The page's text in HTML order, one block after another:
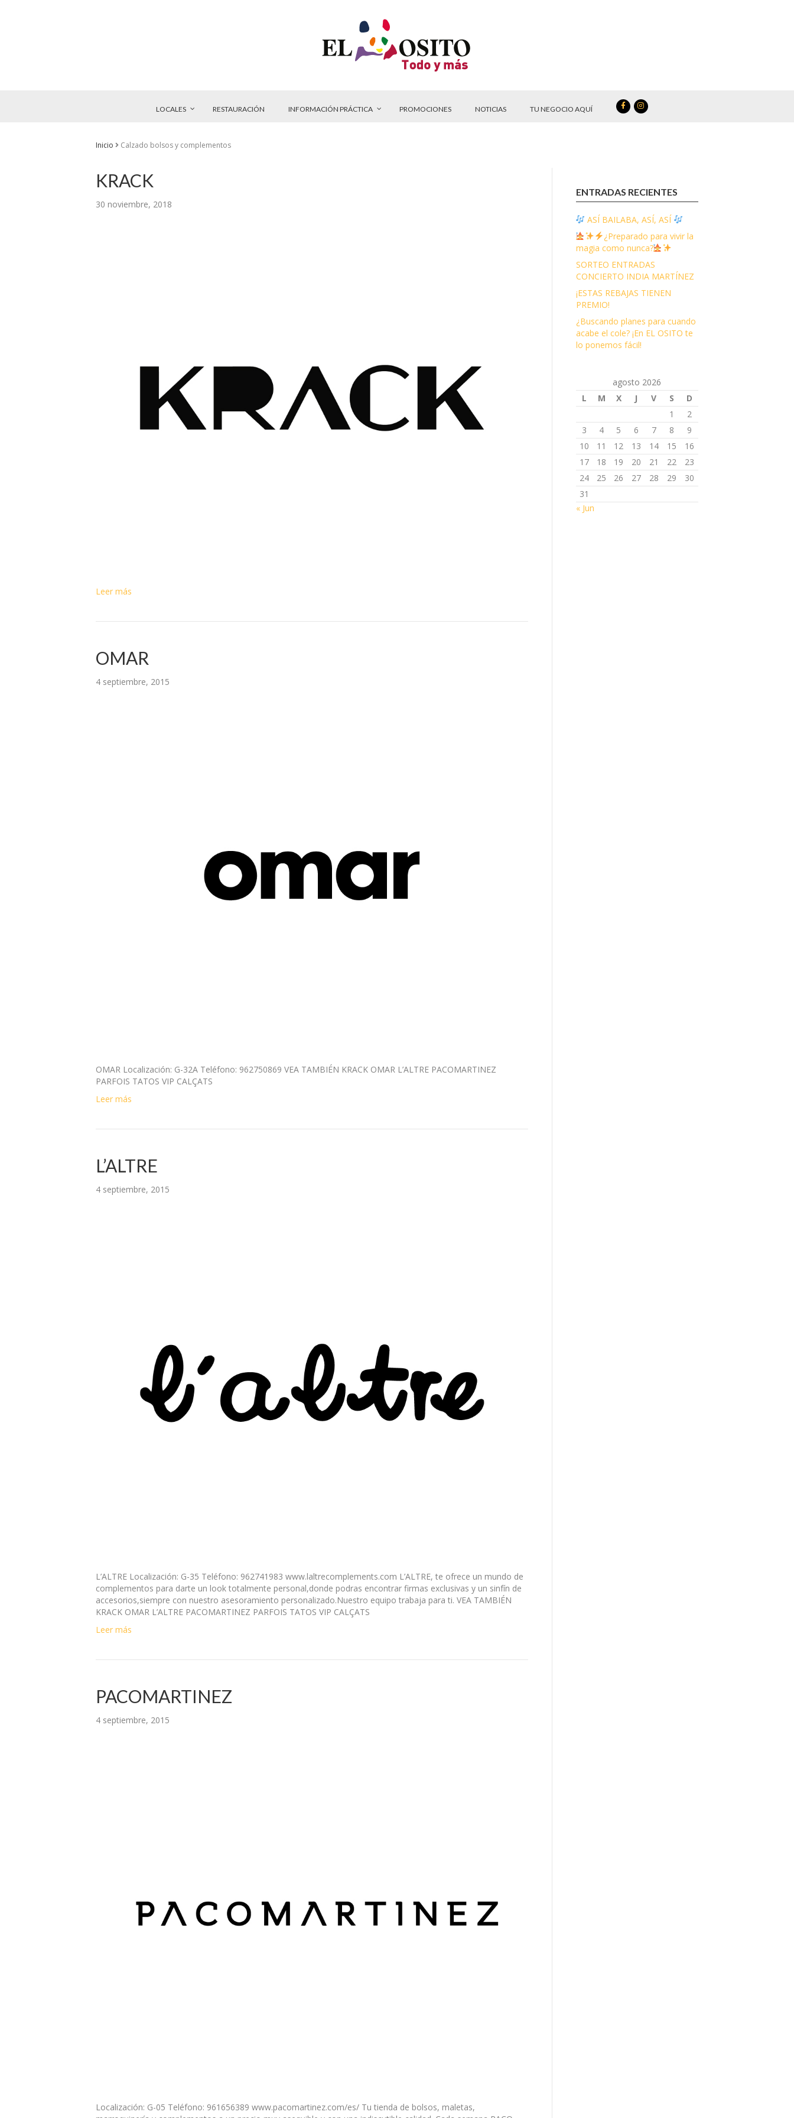
LOCALES RESTAURACIÓN INFORMACIÓN PRÁCTICA PROMOCIONES NOTICIAS TU NEGOCIO AQUÍ
Inicio Calzado bolsos y complementos
KRACK
30 noviembre, 2018
Leer más
OMAR
4 septiembre, 2015
OMAR Localización: G-32A Teléfono: 962750869 VEA TAMBIÉN KRACK OMAR L’ALTRE PACOMARTINEZ
PARFOIS TATOS VIP CALÇATS
Leer más
L’ALTRE
4 septiembre, 2015
L’ALTRE Localización: G-35 Teléfono: 962741983 www.laltrecomplements.com L’ALTRE, te ofrece un mundo de
complementos para darte un look totalmente personal,donde podras encontrar firmas exclusivas y un sinfín de
accesorios,siempre con nuestro asesoramiento personalizado.Nuestro equipo trabaja para ti. VEA TAMBIÉN
KRACK OMAR L’ALTRE PACOMARTINEZ PARFOIS TATOS VIP CALÇATS
Leer más
PACOMARTINEZ
4 septiembre, 2015
Localización: G-05 Teléfono: 961656389 www.pacomartinez.com/es/ Tu tienda de bolsos, maletas,
ENTRADAS RECIENTES
ASÍ BAILABA, ASÍ, ASÍ
¿Preparado para vivir la
magia como nunca?
SORTEO ENTRADAS
CONCIERTO INDIA MARTÍNEZ
¡ESTAS REBAJAS TIENEN
PREMIO!
¿Buscando planes para cuando
acabe el cole? ¡En EL OSITO te
lo ponemos fácil!
agosto 2026
L
M X J V S
D
1
2
3
4 5 6 7 8
9
10
11 12 13 14 15
16
17
18 19 20 21 22
23
24
25 26 27 28 29
30
31
« Jun